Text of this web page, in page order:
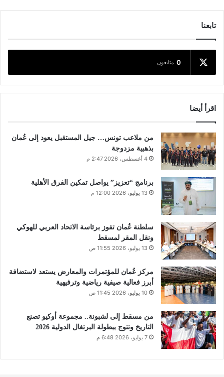
تابعنا
0 متابعون
اقرأ أيضا
من ملاعب تونس… جيل المستقبل يعود إلى عُمان
بذهبية مزدوجة
4 أغسطس، 2026 2:47 م
برنامج “تعزيز” يواصل تمكين الفرق الأهلية
13 يوليو، 2026 12:00 م
سلطنة عُمان تفوز برئاسة الاتحاد العربي للهوكي
ونقل المقر لمسقط
13 يوليو، 2026 11:55 ص
مركز عُمان للمؤتمرات والمعارض يستعد لاستضافة
أبرز فعالية صيفية رياضية وترفيهية
10 يوليو، 2026 11:45 ص
من مسقط إلى لشبونة.. مجموعة أوكيو تصنع
التاريخ وتتوج ببطولة البرتغال الدولية 2026
7 يوليو، 2026 6:48 م